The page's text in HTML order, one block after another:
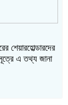
শেয়ারহোল্ডারদের
এ তথ্য জানা